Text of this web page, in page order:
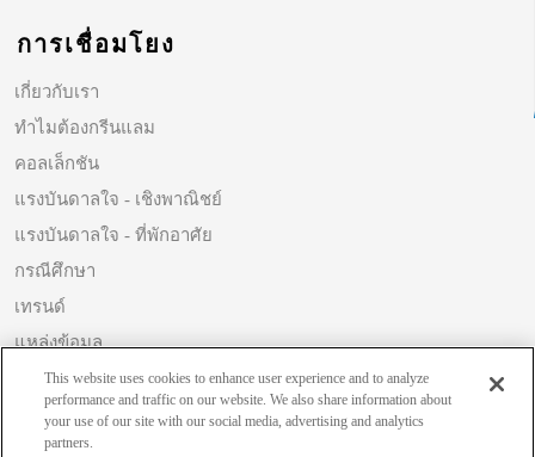
การเชื่อมโยง
เกี่ยวกับเรา
ทำไมต้องกรีนแลม
คอลเล็กชัน
แรงบันดาลใจ - เชิงพาณิชย์
แรงบันดาลใจ - ที่พักอาศัย
กรณีศึกษา
เทรนด์
แหล่งข้อมูล
ความยั่งยืน
This website uses cookies to enhance user experience and to analyze
performance and traffic on our website. We also share information about
your use of our site with our social media, advertising and analytics
partners.